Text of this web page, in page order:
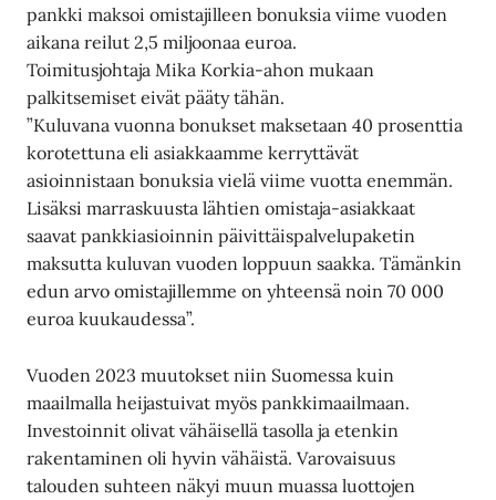
pankki maksoi omistajilleen bonuksia viime vuoden
aikana reilut 2,5 miljoonaa euroa.
Toimitusjohtaja Mika Korkia-ahon mukaan
palkitsemiset eivät pääty tähän.
”Kuluvana vuonna bonukset maksetaan 40 prosenttia
korotettuna eli asiakkaamme kerryttävät
asioinnistaan bonuksia vielä viime vuotta enemmän.
Lisäksi marraskuusta lähtien omistaja-asiakkaat
saavat pankkiasioinnin päivittäispalvelupaketin
maksutta kuluvan vuoden loppuun saakka. Tämänkin
edun arvo omistajillemme on yhteensä noin 70 000
euroa kuukaudessa”.
Vuoden 2023 muutokset niin Suomessa kuin
maailmalla heijastuivat myös pankkimaailmaan.
Investoinnit olivat vähäisellä tasolla ja etenkin
rakentaminen oli hyvin vähäistä. Varovaisuus
talouden suhteen näkyi muun muassa luottojen